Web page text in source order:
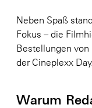
Neben Spaß
Fokus – die
Bestellungen von
der Cineplexx Day.
Warum